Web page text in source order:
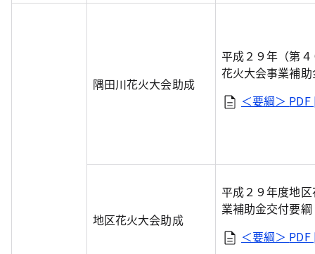
隅田川花火大会助成
平成２９年（第
花火大会事業補
＜要綱＞
地区花火大会助成
平成２９年度地
業補助金交付要綱
＜要綱＞